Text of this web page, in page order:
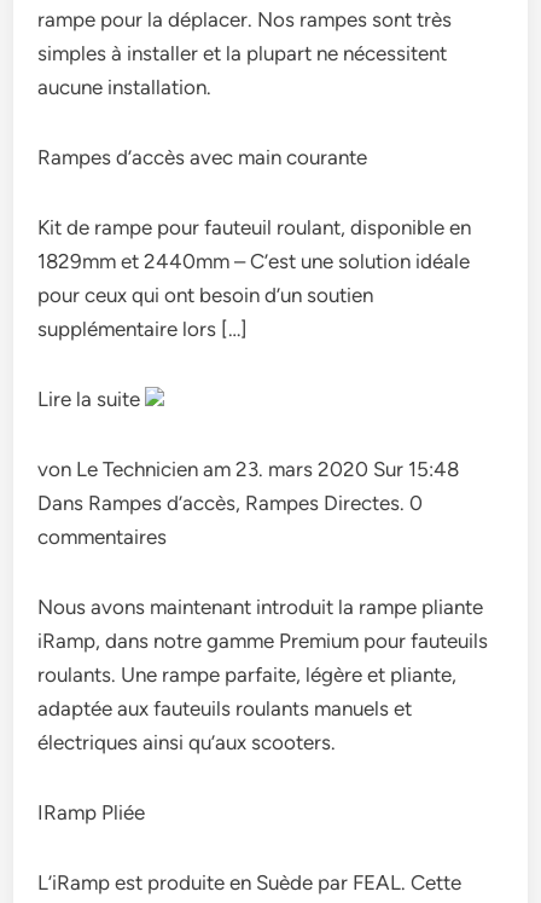
rampe pour la déplacer. Nos rampes sont très
simples à installer et la plupart ne nécessitent
aucune installation.
Rampes d’accès avec main courante
Kit de rampe pour fauteuil roulant, disponible en
1829mm et 2440mm – C’est une solution idéale
pour ceux qui ont besoin d’un soutien
supplémentaire lors […]
Lire la suite
von Le Technicien am 23. mars 2020 Sur 15:48
Dans Rampes d’accès, Rampes Directes. 0
commentaires
Nous avons maintenant introduit la rampe pliante
iRamp, dans notre gamme Premium pour fauteuils
roulants. Une rampe parfaite, légère et pliante,
adaptée aux fauteuils roulants manuels et
électriques ainsi qu’aux scooters.
IRamp Pliée
L’iRamp est produite en Suède par FEAL. Cette